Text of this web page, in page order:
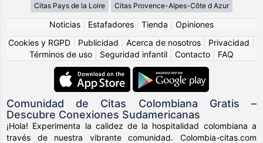
Citas Pays de la Loire Citas Provence-Alpes-Côte d Azur
Noticias Estafadores Tienda
Opiniones
Cookies y RGPD
Publicidad Acerca de nosotros Privacidad
Términos de uso
Seguridad infantil Contacto FAQ
Comunidad de Citas Colombiana Gratis –
Descubre Conexiones Sudamericanas
¡Hola! Experimenta la calidez de la hospitalidad colombiana a
través de nuestra vibrante comunidad. Colombia-citas.com